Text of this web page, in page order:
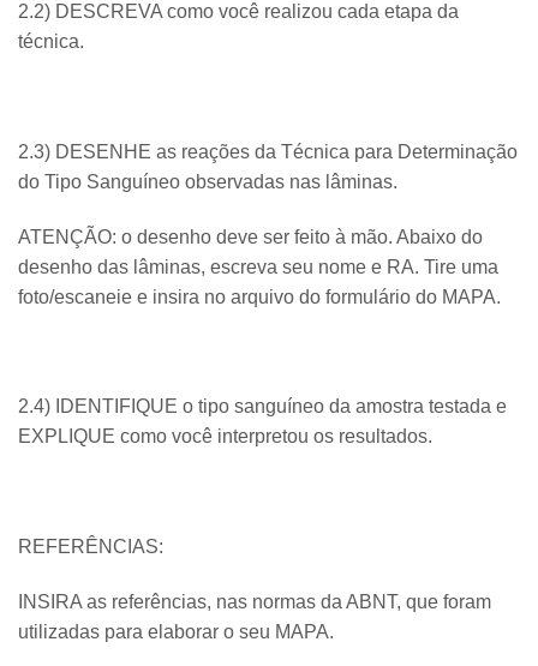
2.2) DESCREVA como você realizou cada etapa da
técnica.
2.3) DESENHE as reações da Técnica para Determinação
do Tipo Sanguíneo observadas nas lâminas.
ATENÇÃO: o desenho deve ser feito à mão. Abaixo do
desenho das lâminas, escreva seu nome e RA. Tire uma
foto/escaneie e insira no arquivo do formulário do MAPA.
2.4) IDENTIFIQUE o tipo sanguíneo da amostra testada e
EXPLIQUE como você interpretou os resultados.
REFERÊNCIAS:
INSIRA as referências, nas normas da ABNT, que foram
utilizadas para elaborar o seu MAPA.